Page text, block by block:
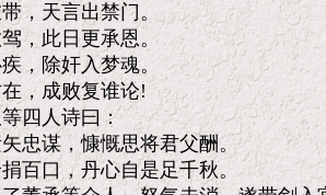
言出禁门。
日更承恩。
奸入梦魂。
败复谁论!
人诗曰：
，慷慨思将君父酬。
，丹心自是足千秋。